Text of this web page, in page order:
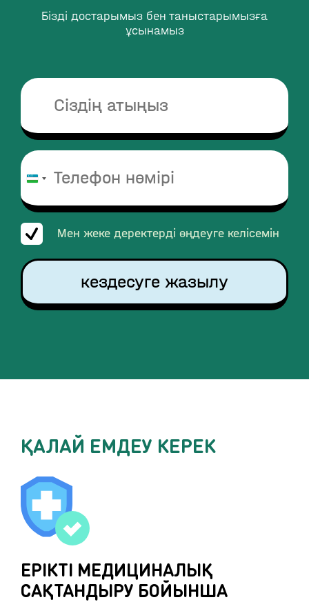
Бізді достарымыз бен таныстарымызға
ұсынамыз
Uzbekistan
Мен жеке деректерді өңдеуге келісемін
кездесуге жазылу
ҚАЛАЙ ЕМДЕУ КЕРЕК
ЕРІКТІ МЕДИЦИНАЛЫҚ
САҚТАНДЫРУ БОЙЫНША